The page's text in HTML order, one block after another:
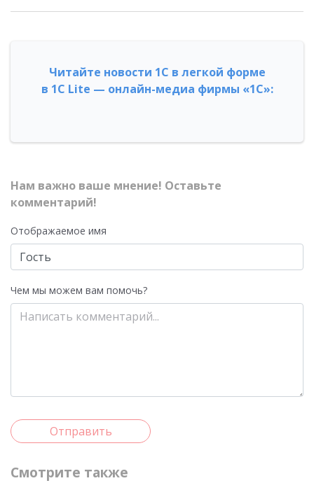
Читайте новости 1С в легкой форме
в 1С Lite — онлайн-медиа фирмы «1С»:
Нам важно ваше мнение! Оставьте
комментарий!
Отображаемое имя
Чем мы можем вам помочь?
Отправить
Смотрите также